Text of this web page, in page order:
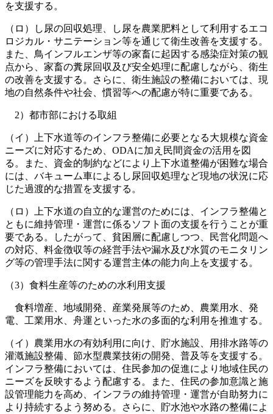
を支援する。
（ロ）し尿の回収処理、し尿を農業肥料として利用するエコ
ロジカル・サニテーション等を通じて衛生改善を支援する。
また、鳥インフルエンザ等の家畜に起因する感染症対策の観
点から、家畜の糞尿回収及び安全処理に配慮しながら、衛生
の改善を支援する。さらに、衛生施設の整備においては、現
地の自然条件や社会、慣習等への配慮が特に重要である。
2）都市部における取組
（イ）上下水道等のインフラ整備に必要となる大規模な資金
ニーズに対応するため、ODAに加え民間資金の活用を図
る。また、資金的制約などにより上下水道整備が困難な場合
には、バキューム車によるし尿回収処理など現地の状況に応
じた過渡的な措置を支援する。
（ロ）上下水道の自立的な運営のためには、インフラ整備と
ともに維持管理・運営に係るソフト面の支援を行うことが重
要である。したがって、貧困層に配慮しつつ、民営化問題へ
の対応、料金徴収等の経営手法や漏水及び水質のモニタリン
グ等の管理手法に関する運営主体の能力向上を支援する。
（3）食料生産等のための水利用支援
食料増産、地域開発、産業発展等のため、農業用水、発
電、工業用水、舟運といった水の多面的な利用を推進する。
（イ）農業用水の有効利用に向け、貯水施設、用排水路等の
灌漑施設整備、節水型農業技術の開発、普及等を支援する。
インフラ整備においては、住民参加の促進により地域住民の
ニーズを反映するよう配慮する。また、住民の参加意識と施
設管理能力を高め、インフラの維持管理・運営が自助努力に
より持続するよう努める。さらに、貯水池や水路の整備によ